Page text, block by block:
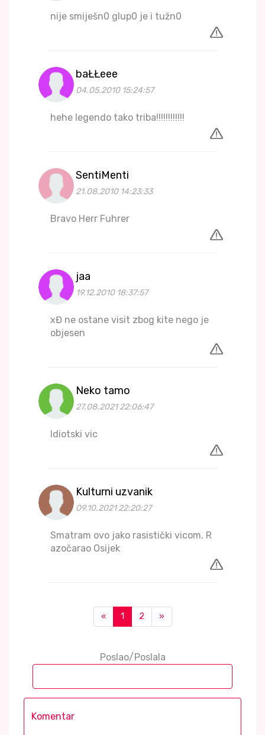
nije smiješn0 glup0 je i tužn0
baŁŁeee
04.05.2010 15:24:57
hehe legendo tako triba!!!!!!!!!!!!
SentiMenti
21.08.2010 14:23:33
Bravo Herr Fuhrer
jaa
19.12.2010 18:37:57
xĐ ne ostane visit zbog kite nego je
objesen
Neko tamo
27.08.2021 22:06:47
Idiotski vic
Kulturni uzvanik
09.10.2021 22:20:27
Smatram ovo jako rasistički vicom. R
azočarao Osijek
« 1 2 »
Poslao/Poslala